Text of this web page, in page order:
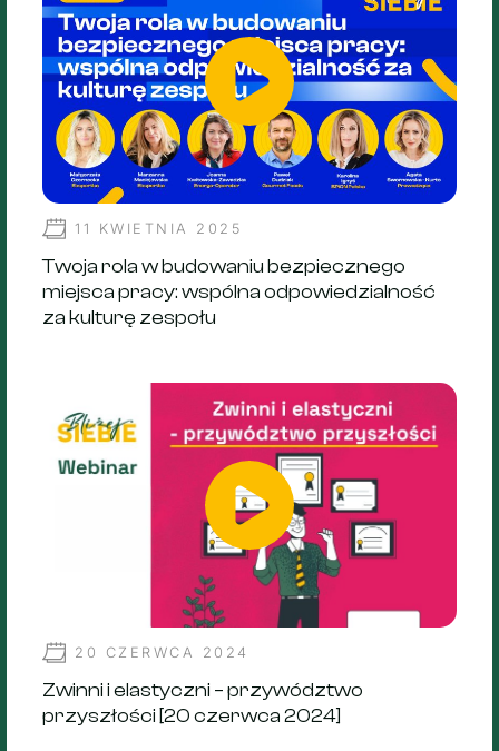
11 KWIETNIA 2025
Twoja rola w budowaniu bezpiecznego
miejsca pracy: wspólna odpowiedzialność
za kulturę zespołu
20 CZERWCA 2024
Zwinni i elastyczni – przywództwo
przyszłości [20 czerwca 2024]